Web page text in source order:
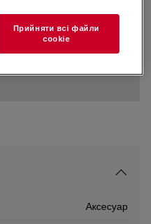
Аксесуар
Прийняти всі файли
сookie